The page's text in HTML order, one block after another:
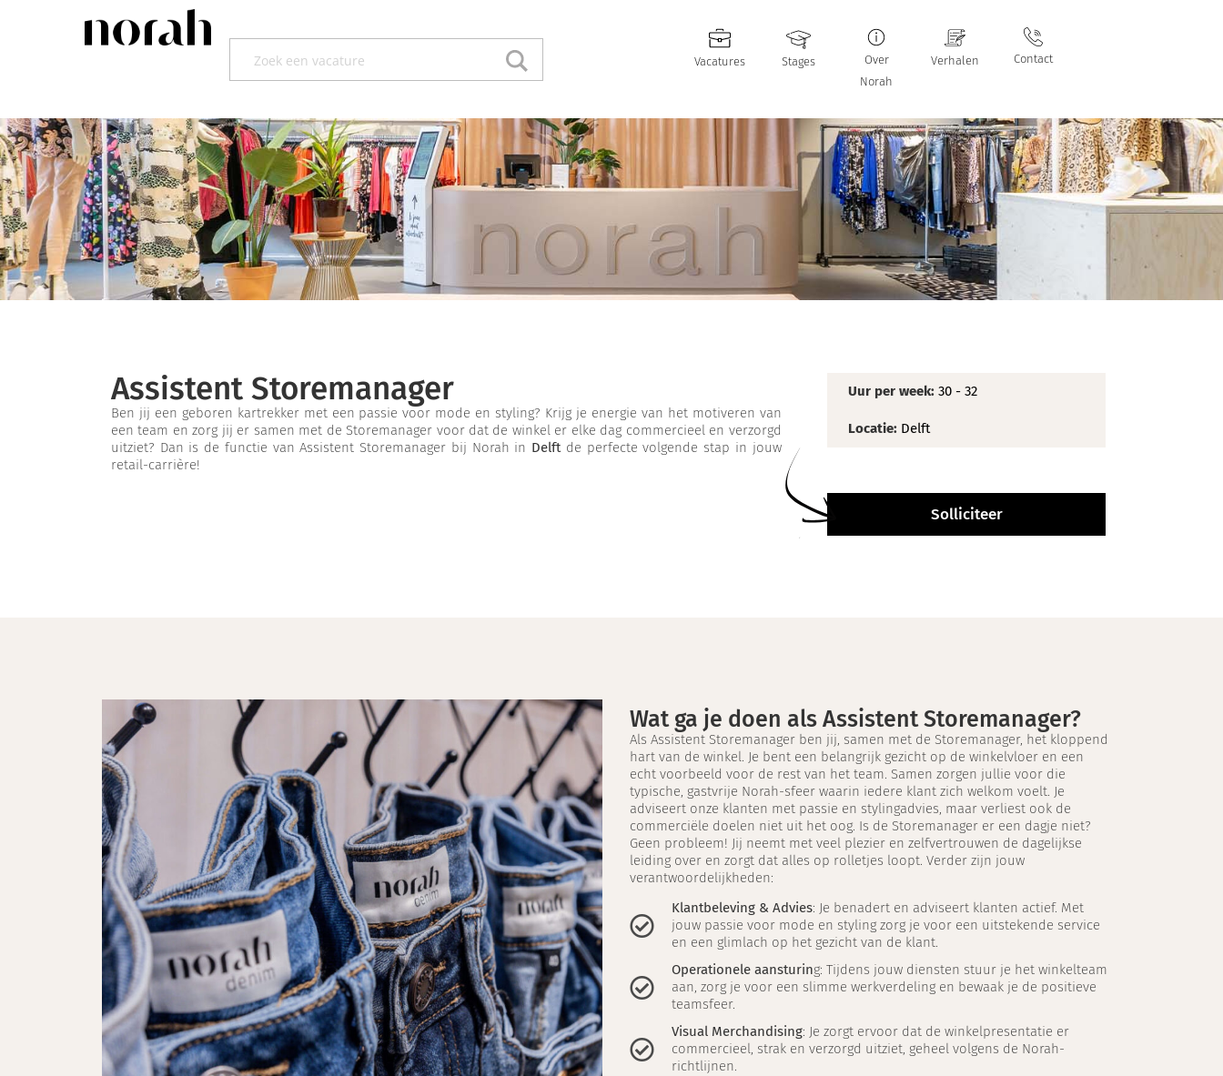
Vacatures Stages
Over
Norah
Verhalen Contact
Assistent Storemanager
Ben jij een geboren kartrekker met een passie voor mode en styling? Krijg je energie van het motiveren van
een team en zorg jij er samen met de Storemanager voor dat de winkel er elke dag commercieel en verzorgd
uitziet? Dan is de functie van Assistent Storemanager bij Norah in Delft de perfecte volgende stap in jouw
retail-carrière!
Uur per week: 30 - 32
Locatie: Delft
Solliciteer
Wat ga je doen als Assistent Storemanager?
Als Assistent Storemanager ben jij, samen met de Storemanager, het kloppend
hart van de winkel. Je bent een belangrijk gezicht op de winkelvloer en een
echt voorbeeld voor de rest van het team. Samen zorgen jullie voor die
typische, gastvrije Norah-sfeer waarin iedere klant zich welkom voelt. Je
adviseert onze klanten met passie en stylingadvies, maar verliest ook de
commerciële doelen niet uit het oog. Is de Storemanager er een dagje niet?
Geen probleem! Jij neemt met veel plezier en zelfvertrouwen de dagelijkse
leiding over en zorgt dat alles op rolletjes loopt. Verder zijn jouw
verantwoordelijkheden:
Klantbeleving & Advies: Je benadert en adviseert klanten actief. Met
jouw passie voor mode en styling zorg je voor een uitstekende service
en een glimlach op het gezicht van de klant.
Operationele aansturing: Tijdens jouw diensten stuur je het winkelteam
aan, zorg je voor een slimme werkverdeling en bewaak je de positieve
teamsfeer.
Visual Merchandising: Je zorgt ervoor dat de winkelpresentatie er
commercieel, strak en verzorgd uitziet, geheel volgens de Norah-
richtlijnen.